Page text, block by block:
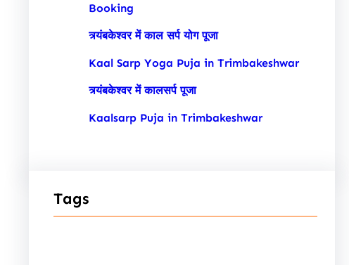
Booking
त्र्यंबकेश्वर में काल सर्प योग पूजा
Kaal Sarp Yoga Puja in Trimbakeshwar
त्र्यंबकेश्वर में कालसर्प पूजा
Kaalsarp Puja in Trimbakeshwar
Tags